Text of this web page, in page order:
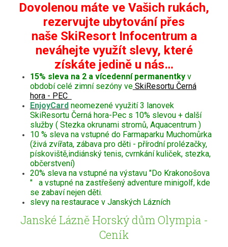
Dovolenou máte ve Vašich rukách,
rezervujte ubytování přes
naše SkiResort Infocentrum a
neváhejte využít slevy, které
získáte jedině u nás…
15% sleva na 2 a vícedenní permanentkyv
období celé zimní sezóny veSkiResortu Černá
hora - PEC
EnjoyCard neomezené využití 3 lanovek
SkiResortu Černá hora-Pec s 10% slevou + další
služby ( Stezka okrunami stromů, Aquacentrum )
10 % sleva na vstupné do Farmaparku Muchomůrka
(živá zvířata, zábava pro děti - přírodní prolézačky,
pískoviště,indiánský tenis, cvrnkání kuliček, stezka,
občerstvení)
20% sleva na vstupné na výstavu "Do Krakonošova
" a vstupné na zastřešený adventure minigolf, kde
se zabaví nejen děti.
slevy na restaurace v Janských Lázních
Janské Lázně Horský dům Olympia -
Ceník